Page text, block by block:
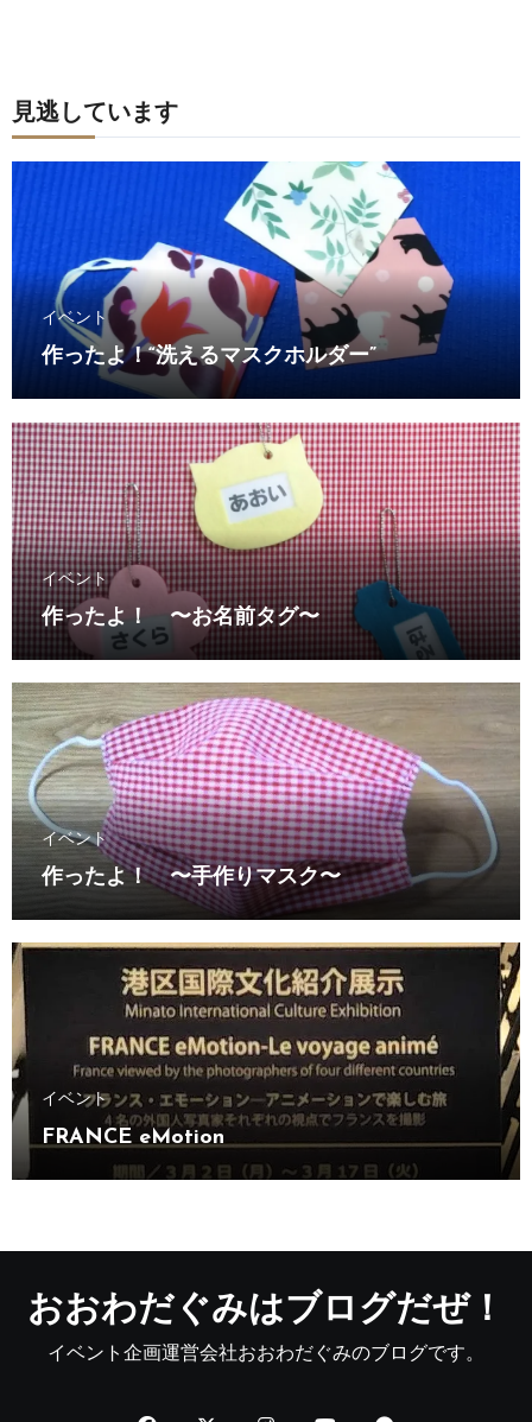
見逃しています
イベント
作ったよ！“洗えるマスクホルダー”
イベント
作ったよ！ 〜お名前タグ〜
イベント
作ったよ！ 〜手作りマスク〜
イベント
FRANCE eMotion
おおわだぐみはブログだぜ！
イベント企画運営会社おおわだぐみのブログです。